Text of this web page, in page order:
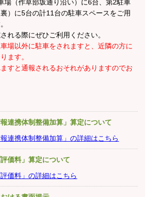
場（作草部坂通り沿い）に6台、第2駐車
）に5台の計11台の駐車スペースをご用
れる際にぜひご利用ください。
場以外に駐車をされますと、近隣の方に
ます。
すと通報されるおそれがありますのでお
報連携体制整備加算」算定について
報連携体制整備加算」の詳細はこちら
評価料」算定について
評価料」の詳細はこちら